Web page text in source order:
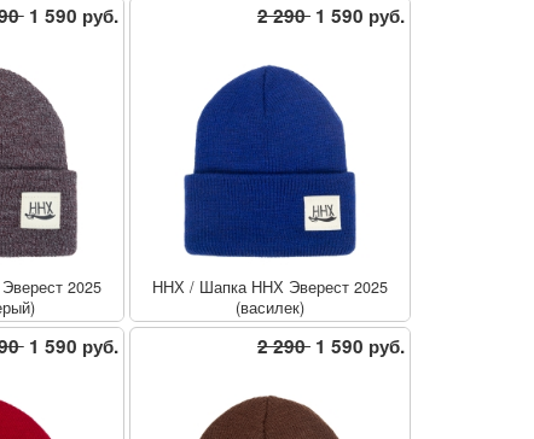
1 590 руб.
2025
2 290 1 590 руб.
ННХ/ Шапка ННХ Эверест 2025
(василек)
1 590 руб. 2 290 1 590 руб.